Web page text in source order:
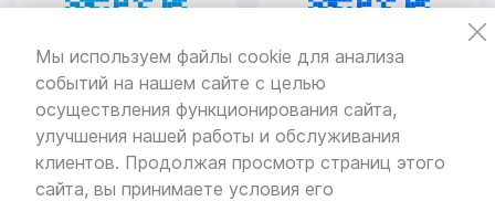
Мы используем файлы cookie для анализа
событий на нашем сайте с целью
осуществления функционирования сайта,
улучшения нашей работы и обслуживания
клиентов. Продолжая просмотр страниц этого
сайта, вы принимаете условия его
VOLLO Тверь
г. Тверь, проспект Николая Корыткова, 17А
Пн-Пт с 9:00 до 19:00 Сб-Вс с 10:00 до 19:00
Политикаконфиденциальности
Разработкаи продвижение — «SeoOlimp»